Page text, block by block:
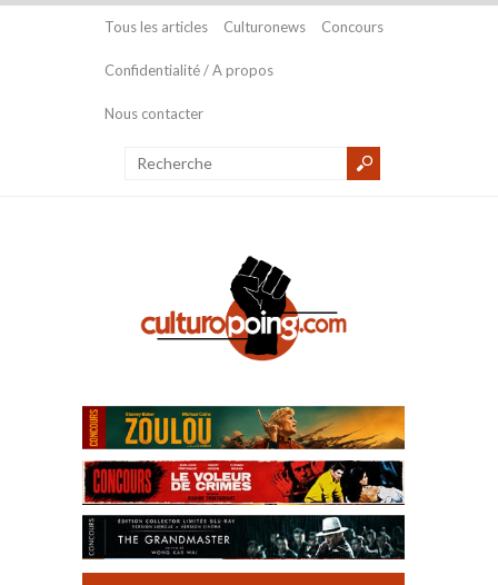
Tous les articles Culturonews Concours
Confidentialité / A propos
Nous contacter